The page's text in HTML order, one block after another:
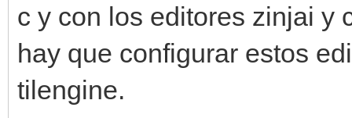
c y con los editores zinjai y
hay que configurar estos
tilengine.